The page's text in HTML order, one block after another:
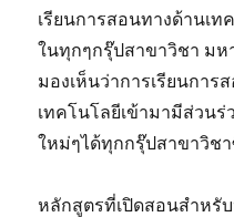
เรียนการสอนทางด้านเ
ในทุกๆกรุ๊ปสาขาวิชา มห
มองเห็นว่าการเรียนการ
เทคโนโลยีเข้ามามีส่วน
ใหม่ๆได้ทุกกรุ๊ปสาขาวิช
หลักสูตรที่เปิดสอนสำหรั